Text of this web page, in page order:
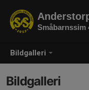
Bildgalleri
Småbarnssim
Bildgalleri